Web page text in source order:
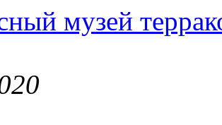
музей